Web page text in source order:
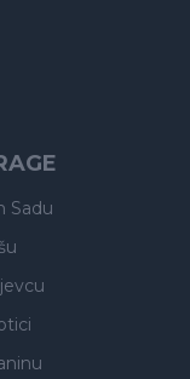
Sadu